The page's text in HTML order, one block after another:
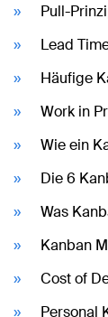
Pull-
Lead
Häufige
Work in
Wie ein
Die 6
Was
Kanban
Cost of
Personal